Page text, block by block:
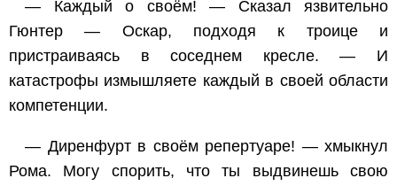
— Каждый о своём! — Сказал язвительно
Гюнтер — Оскар, подходя к троице и
пристраиваясь в соседнем кресле. — И
катастрофы измышляете каждый в своей области
компетенции.
— Диренфурт в своём репертуаре! — хмыкнул
Рома. Могу спорить, что ты выдвинешь свою